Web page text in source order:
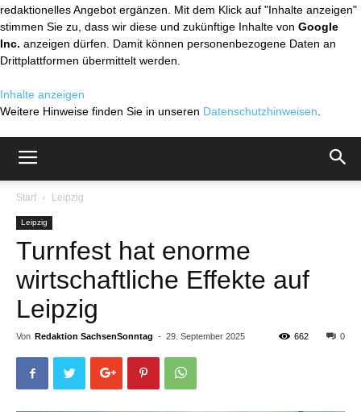
redaktionelles Angebot ergänzen. Mit dem Klick auf "Inhalte anzeigen"
stimmen Sie zu, dass wir diese und zukünftige Inhalte von Google
Inc. anzeigen dürfen. Damit können personenbezogene Daten an
Drittplattformen übermittelt werden.
Inhalte anzeigen
Weitere Hinweise finden Sie in unseren Datenschutzhinweisen
Start Leipzig
Leipzig
Turnfest hat enorme
wirtschaftliche Effekte auf
Leipzig
Von Redaktion SachsenSonntag - 29. September 2025 0
662